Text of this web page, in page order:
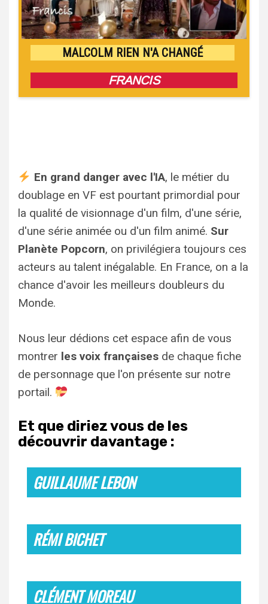
MALCOLM RIEN N'A CHANGÉ
FRANCIS
En grand danger avec l'IA, le métier du
doublage en VF est pourtant primordial pour
la qualité de visionnage d'un film, d'une série,
d'une série animée ou d'un film animé. Sur
Planète Popcorn, on privilégiera toujours ces
acteurs au talent inégalable. En France, on a la
chance d'avoir les meilleurs doubleurs du
Monde.
Nous leur dédions cet espace afin de vous
montrer les voix françaises de chaque fiche
de personnage que l'on présente sur notre
portail.
Et que diriez vous de les
découvrir davantage :
GUILLAUME LEBON
RÉMI BICHET
CLÉMENT MOREAU